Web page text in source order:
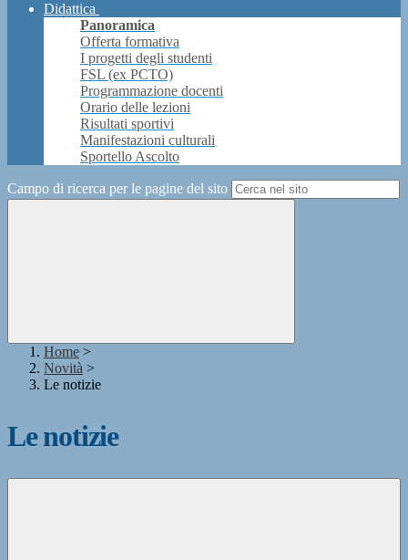
Didattica
Panoramica
Offerta formativa
I progetti degli studenti
FSL (ex PCTO)
Programmazione docenti
Orario delle lezioni
Risultati sportivi
Manifestazioni culturali
Sportello Ascolto
Campo di ricerca per le pagine del sito
Home >
Novità >
Le notizie
Le notizie